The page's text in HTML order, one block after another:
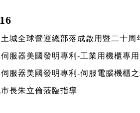
城全球營運總部落成啟用暨二十周
服器美國發明專利-工業用機櫃專用
服器美國發明專利-伺服電腦機櫃
長朱立倫蒞臨指導